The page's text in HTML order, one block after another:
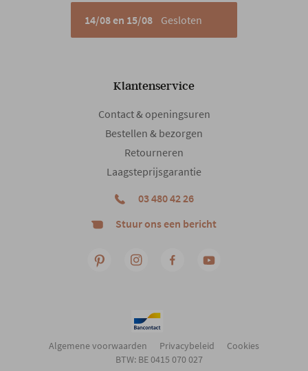
Modern
3
58 kg
14/08 en 15/08 Gesloten
Klantenservice
Contact & openingsuren
Bestellen & bezorgen
Retourneren
Laagsteprijsgarantie
03 480 42 26
Stuur ons een bericht
Algemene voorwaarden Privacybeleid
Cookies
BTW: BE 0415 070 027